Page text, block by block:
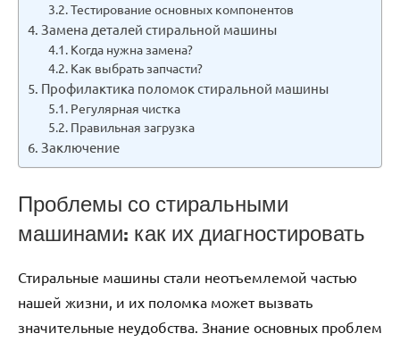
Тестирование основных компонентов
Замена деталей стиральной машины
Когда нужна замена?
Как выбрать запчасти?
Профилактика поломок стиральной машины
Регулярная чистка
Правильная загрузка
Заключение
Проблемы со стиральными
машинами: как их диагностировать
Стиральные машины стали неотъемлемой частью
нашей жизни, и их поломка может вызвать
значительные неудобства. Знание основных проблем